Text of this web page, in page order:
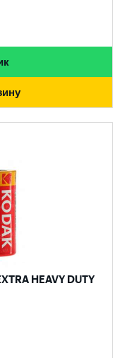
HEAVY DUTY